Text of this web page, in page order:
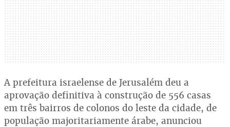
A prefeitura israelense de Jerusalém deu a
aprovação definitiva à construção de 556 casas
em três bairros de colonos do leste da cidade, de
população majoritariamente árabe, anunciou